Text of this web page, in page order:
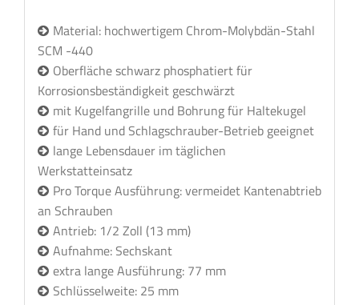
Material: hochwertigem Chrom-Molybdän-Stahl
SCM -440
Oberfläche schwarz phosphatiert für
Korrosionsbeständigkeit geschwärzt
mit Kugelfangrille und Bohrung für Haltekugel
für Hand und Schlagschrauber-Betrieb geeignet
lange Lebensdauer im täglichen
Werkstatteinsatz
Pro Torque Ausführung: vermeidet Kantenabtrieb
an Schrauben
Antrieb: 1/2 Zoll (13 mm)
Aufnahme: Sechskant
extra lange Ausführung: 77 mm
Schlüsselweite: 25 mm